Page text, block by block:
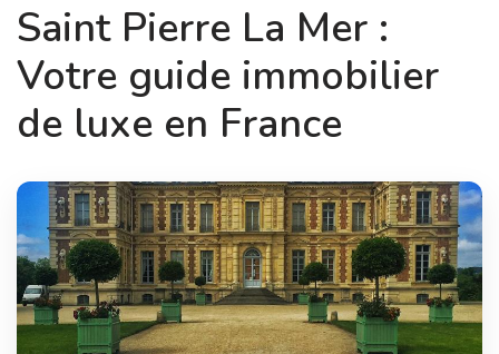
Saint Pierre La Mer :
Votre guide immobilier
de luxe en France